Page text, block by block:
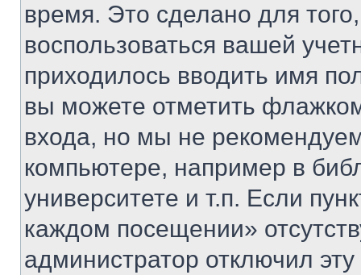
время. Это сделано для
воспользоваться вашей
приходилось вводить имя
вы можете отметить
входа, но мы не
компьютере, например в
университете и т.п. Если
каждом посещении»
администратор отключил